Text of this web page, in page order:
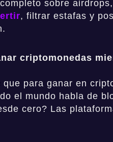
sobre
, filtrar estafas y
criptomonedas
para ganar en
el mundo habla de
cero? Las